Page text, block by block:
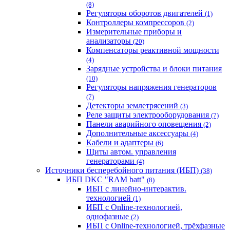
(8)
Регуляторы оборотов двигателей (1)
Контроллеры компрессоров (2)
Измерительные приборы и
анализаторы (20)
Компенсаторы реактивной мощности
(4)
Зарядные устройства и блоки питания
(10)
Регуляторы напряжения генераторов
(7)
Детекторы землетрясений (3)
Реле защиты электрооборудования (7)
Панели аварийного оповещения (2)
Дополнительные аксессуары (4)
Кабели и адаптеры (6)
Щиты автом. управления
генераторами (4)
Источники бесперебойного питания (ИБП) (38)
ИБП DKC "RAM batt" (8)
ИБП с линейно-интерактив.
технологией (1)
ИБП с Online-технологией,
однофазные (2)
ИБП с Online-технологией, трёхфазные